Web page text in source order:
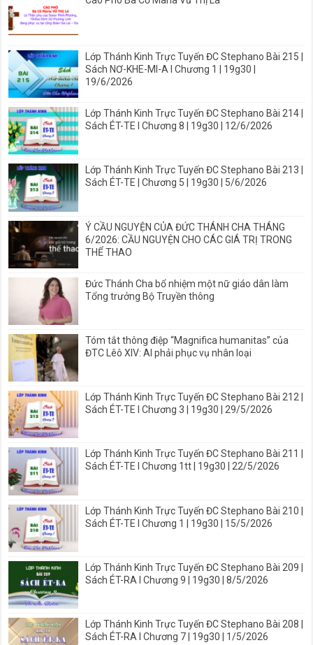
Lớp Thánh Kinh Trực Tuyến ĐC Stephano Bài 215 |
Sách NƠ-KHE-MI-A I Chương 1 | 19g30 |
19/6/2026
Lớp Thánh Kinh Trực Tuyến ĐC Stephano Bài 214 |
Sách ÉT-TE I Chương 8 | 19g30 | 12/6/2026
Lớp Thánh Kinh Trực Tuyến ĐC Stephano Bài 213 |
Sách ÉT-TE | Chương 5 | 19g30 | 5/6/2026
Ý CẦU NGUYỆN CỦA ĐỨC THÁNH CHA THÁNG
6/2026: CẦU NGUYỆN CHO CÁC GIÁ TRỊ TRONG
THỂ THAO
Đức Thánh Cha bổ nhiệm một nữ giáo dân làm
Tổng trưởng Bộ Truyền thông
Tóm tắt thông điệp “Magnifica humanitas” của
ĐTC Lêô XIV: AI phải phục vụ nhân loại
Lớp Thánh Kinh Trực Tuyến ĐC Stephano Bài 212 |
Sách ÉT-TE I Chương 3 | 19g30 | 29/5/2026
Lớp Thánh Kinh Trực Tuyến ĐC Stephano Bài 211 |
Sách ÉT-TE I Chương 1tt | 19g30 | 22/5/2026
Lớp Thánh Kinh Trực Tuyến ĐC Stephano Bài 210 |
Sách ÉT-TE I Chương 1 | 19g30 | 15/5/2026
Lớp Thánh Kinh Trực Tuyến ĐC Stephano Bài 209 |
Sách ÉT-RA I Chương 9 | 19g30 | 8/5/2026
Lớp Thánh Kinh Trực Tuyến ĐC Stephano Bài 208 |
Sách ÉT-RA I Chương 7 | 19g30 | 1/5/2026